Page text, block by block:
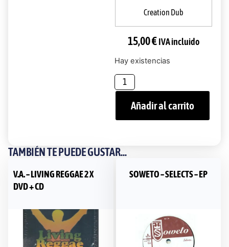
Creation Dub
15,00€IVA incluido
Hay existencias
Añadir al carrito
TAMBIÉN TE PUEDE GUSTAR...
V.A. – LIVING REGGAE 2 X
DVD + CD
SOWETO – SELECTS – EP